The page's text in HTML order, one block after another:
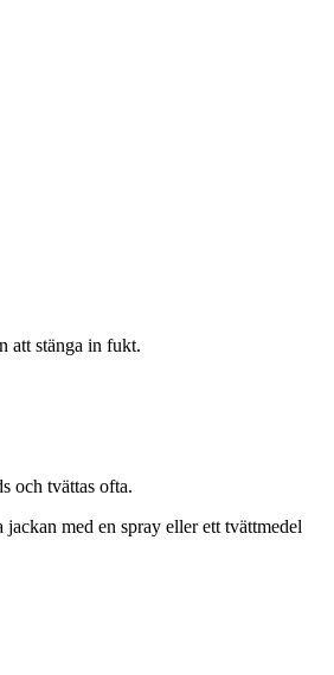
att stänga in fukt.
och tvättas ofta.
med en spray eller ett tvättmedel